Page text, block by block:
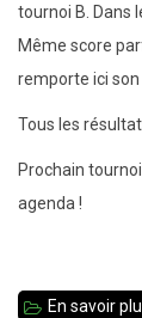
tournoi B. Dans
Même score
remporte ici
Tous les
Prochain
agenda !
En savoir